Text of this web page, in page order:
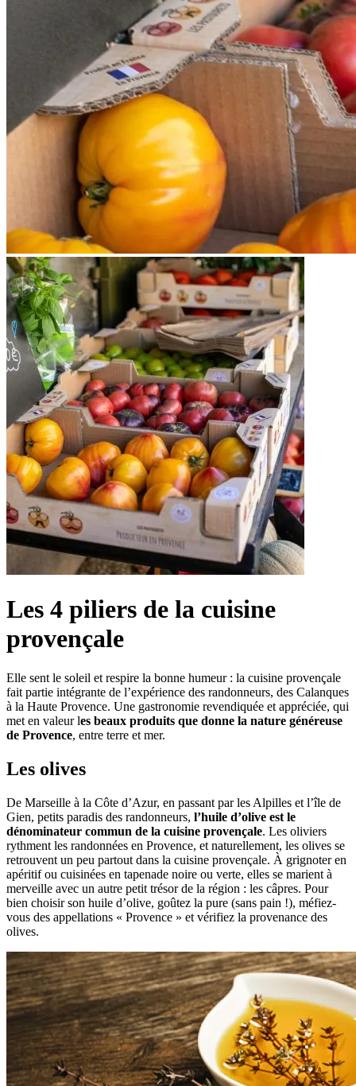
Les 4 piliers de la cuisine
provençale
Elle sent le soleil et respire la bonne humeur : la cuisine provençale
fait partie intégrante de l’expérience des randonneurs, des Calanques
à la Haute Provence. Une gastronomie revendiquée et appréciée, qui
met en valeur les beaux produits que donne la nature généreuse
de Provence, entre terre et mer.
Les olives
De Marseille à la Côte d’Azur, en passant par les Alpilles et l’île de
Gien, petits paradis des randonneurs, l’huile d’olive est le
dénominateur commun de la cuisine provençale. Les oliviers
rythment les randonnées en Provence, et naturellement, les olives se
retrouvent un peu partout dans la cuisine provençale. À grignoter en
apéritif ou cuisinées en tapenade noire ou verte, elles se marient à
merveille avec un autre petit trésor de la région : les câpres. Pour
bien choisir son huile d’olive, goûtez la pure (sans pain !), méfiez-
vous des appellations « Provence » et vérifiez la provenance des
olives.